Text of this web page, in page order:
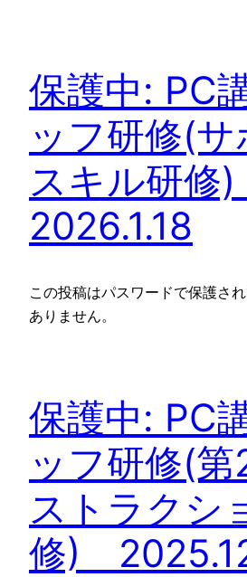
保護中: PC
ッフ研修(サ
スキル研修
2026.1.18
この投稿はパスワードで保護さ
ありません。
保護中: PC
ッフ研修(
ストラクシ
修)